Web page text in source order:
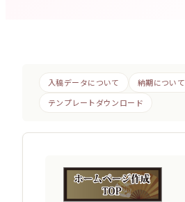
入稿データについて 納期について
テンプレートダウンロード